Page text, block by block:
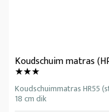
Koudschuim matras
★★★
Koudschuimmatras HR55
18 cm dik